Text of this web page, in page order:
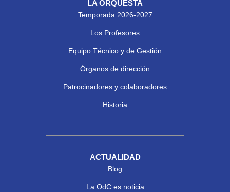
LA ORQUESTA
Temporada 2026-2027
Los Profesores
Equipo Técnico y de Gestión
Órganos de dirección
Patrocinadores y colaboradores
Historia
ACTUALIDAD
Blog
La OdC es noticia